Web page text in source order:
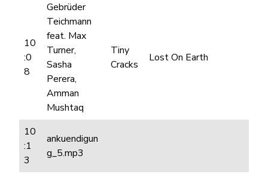
10
:0
8
Gebrüder
Teichmann
feat. Max
Turner,
Sasha
Perera,
Amman
Mushtaq
Tiny
Cracks
Lost On Earth
10
:1
3
ankuendigun
g_5.mp3